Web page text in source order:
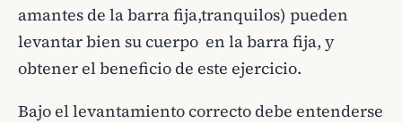
amantes de la barra fija,tranquilos) pueden
levantar bien su cuerpo en la barra fija, y
obtener el beneficio de este ejercicio.
Bajo el levantamiento correcto debe entenderse